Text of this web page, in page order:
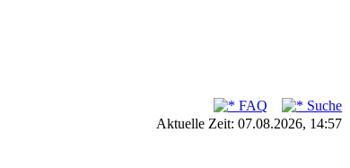
FAQ
Suche
Aktuelle Zeit: 07.08.2026, 14:57